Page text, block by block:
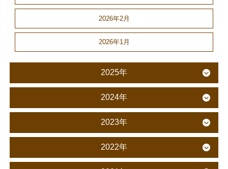
2026年2月
2026年1月
2025年
2024年
2023年
2022年